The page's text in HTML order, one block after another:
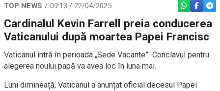
TOP NEWS 09:13 / 22/04/2025 WHATSAPP
Cardinalul Kevin Farrell preia conducerea
Vaticanului după moartea Papei Francisc
Vaticanul intră în perioada „Sede Vacante”. Conclavul pentru
alegerea noului papă va avea loc în luna mai.
Luni dimineață, Vaticanul a anunțat oficial decesul Papei